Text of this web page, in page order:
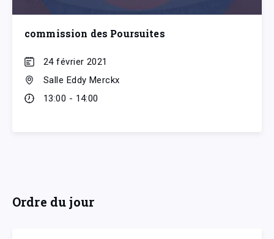
commission des Poursuites
24 février 2021
Salle Eddy Merckx
13:00 - 14:00
Ordre du jour